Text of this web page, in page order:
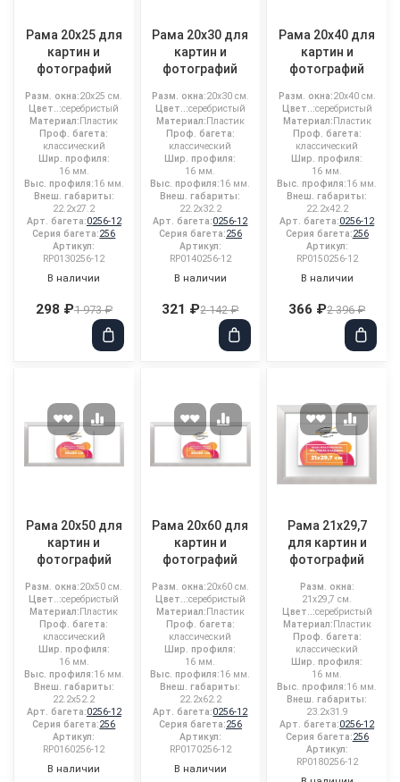
Рама 20x25 для
картин и
фотографий
Разм. окна:20x25 см.
Цвет..:серебристый
Материал:Пластик
Проф. багета:
классический
Шир. профиля:
16 мм.
Выс. профиля:16 мм.
Внеш. габариты:
22.2x27.2
Арт. багета:0256-12
Серия багета:256
Артикул:
RP0130256-12
В наличии
298 ₽1 973 ₽
Рама 20x30 для
картин и
фотографий
Разм. окна:20x30 см.
Цвет..:серебристый
Материал:Пластик
Проф. багета:
классический
Шир. профиля:
16 мм.
Выс. профиля:16 мм.
Внеш. габариты:
22.2x32.2
Арт. багета:0256-12
Серия багета:256
Артикул:
RP0140256-12
В наличии
321 ₽2 142 ₽
Рама 20x40 для
картин и
фотографий
Разм. окна:20x40 см.
Цвет..:серебристый
Материал:Пластик
Проф. багета:
классический
Шир. профиля:
16 мм.
Выс. профиля:16 мм.
Внеш. габариты:
22.2x42.2
Арт. багета:0256-12
Серия багета:256
Артикул:
RP0150256-12
В наличии
366 ₽2 396 ₽
Рама 20x50 для
картин и
фотографий
Разм. окна:20x50 см.
Цвет..:серебристый
Материал: Пластик
Проф. багета:
классический
Шир. профиля:
16 мм.
Выс. профиля:16 мм.
Внеш. габариты:
22.2x52.2
Арт. багета:0256-12
Серия багета:256
Артикул:
RP0160256-12
В наличии
Рама 20x60 для
картин и
фотографий
Разм. окна:20x60 см.
Цвет..:серебристый
Материал: Пластик
Проф. багета:
классический
Шир. профиля:
16 мм.
Выс. профиля:16 мм.
Внеш. габариты:
22.2x62.2
Арт. багета:0256-12
Серия багета:256
Артикул:
RP0170256-12
В наличии
Рама 21x29,7
для картин и
фотографий
Разм. окна:
21x29,7 см.
Цвет..:серебристый
Материал: Пластик
Проф. багета:
классический
Шир. профиля:
16 мм.
Выс. профиля:16 мм.
Внеш. габариты:
23.2x31.9
Арт. багета:0256-12
Серия багета:256
Артикул:
RP0180256-12